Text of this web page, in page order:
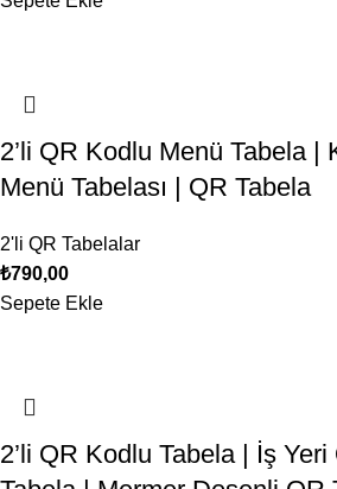
2’li QR Kodlu Menü Tabela |
Menü Tabelası | QR Tabela
2'li QR Tabelalar
₺790,00
Sepete Ekle
2’li QR Kodlu Tabela | İş